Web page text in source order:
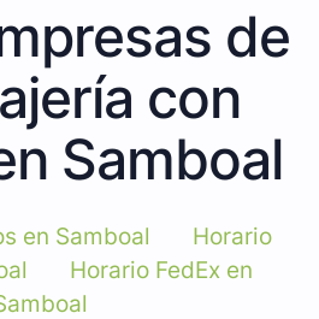
de
con
Samboal
en Samboal
Horario
Horario FedEx en